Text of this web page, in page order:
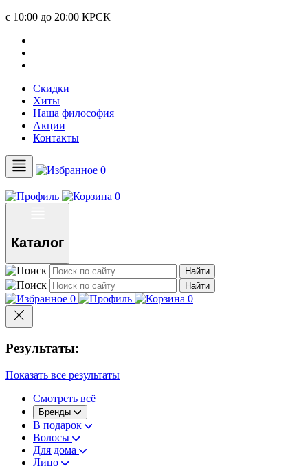
c 10:00 до 20:00 КРСК
Скидки
Хиты
Наша философия
Акции
Контакты
0
0
Каталог
Найти
Найти
0 0
Результаты:
Показать все результаты
Смотреть всё
Бренды
В подарок
Волосы
Для дома
Лицо